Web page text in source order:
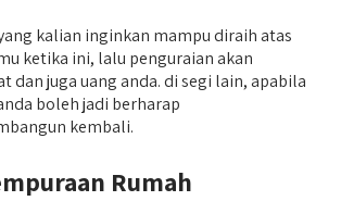
kalian inginkan mampu diraih atas
ketika ini, lalu penguraian akan
dan juga uang anda. di segi lain, apabila
boleh jadi berharap
kembali.
Rumah